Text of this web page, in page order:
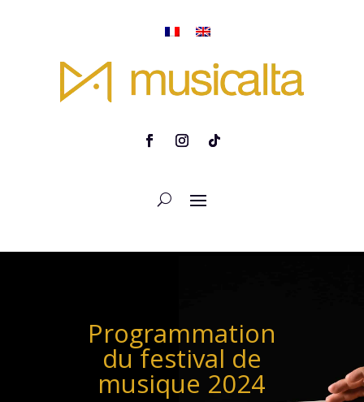
Programmation
du festival de
musique 2024